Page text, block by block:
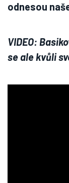
odnesou
VIDEO:
se ale kvůli